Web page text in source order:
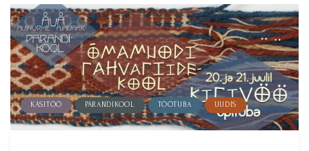
KÄSITÖÖ PÄRANDIKOOL TÖÖTUBA UUDIS